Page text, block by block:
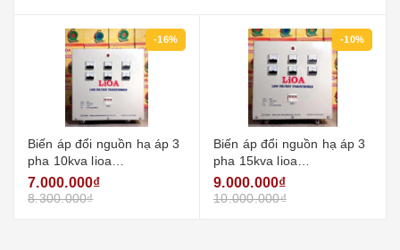
-16%
Biến áp đổi nguồn hạ áp 3
pha 10kva lioa
3k101m2yh5yt (loại tự
ngẫu)
7.000.000₫
8.300.000₫
-10%
Biến áp đổi nguồn hạ áp 3
pha 15kva lioa
3k151m2yh5yt (loại tự
ngẫu)
9.000.000₫
10.000.000₫